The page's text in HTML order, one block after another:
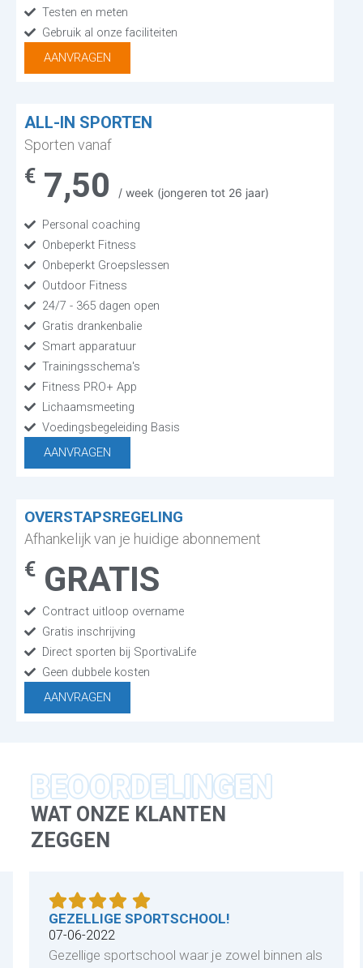
Testen en meten
Gebruik al onze faciliteiten
AANVRAGEN
ALL-IN SPORTEN
Sporten vanaf
€7,50 / week (jongeren tot 26 jaar)
Personal coaching
Onbeperkt Fitness
Onbeperkt Groepslessen
Outdoor Fitness
24/7 - 365 dagen open
Gratis drankenbalie
Smart apparatuur
Trainingsschema's
Fitness PRO+ App
Lichaamsmeeting
Voedingsbegeleiding Basis
AANVRAGEN
OVERSTAPSREGELING
Afhankelijk van je huidige abonnement
€GRATIS
Contract uitloop overname
Gratis inschrijving
Direct sporten bij SportivaLife
Geen dubbele kosten
AANVRAGEN
WAT ONZE KLANTEN
ZEGGEN
BEOORDELINGEN
GEZELLIGE SPORTSCHOOL!
07-06-2022
Gezellige sportschool waar je zowel binnen als